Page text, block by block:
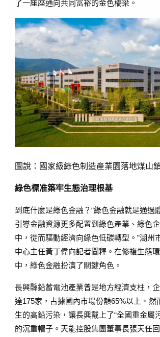
了一座座通向共同富裕的金色橋梁。
圖說：國家級綠色制造產業園落地煤山
綠色標准築牢生態治理根基
到底什麼是綠色金融？“綠色金融就是通過
引導金融資源更多配置到綠色產業、綠色
中，從而驅動經濟向綠色低碳轉型。”湖州
中心主任黃丁偉向記者闡釋。在修複生態
中，綠色金融扮演了關鍵角色。
長興縣鉛蓄電池產業曾是地方經濟支柱，
達175家，占據國內市場份額65%以上。然
生的高鉛污染，讓長興戴上了“全國重金屬
的沉重帽子。天能控股集團董事長張天任